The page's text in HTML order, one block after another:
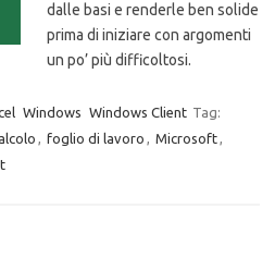
dalle basi e renderle ben solide
prima di iniziare con argomenti
un po’ più difficoltosi.
Windows Windows Client Tag:
, foglio di lavoro , Microsoft,